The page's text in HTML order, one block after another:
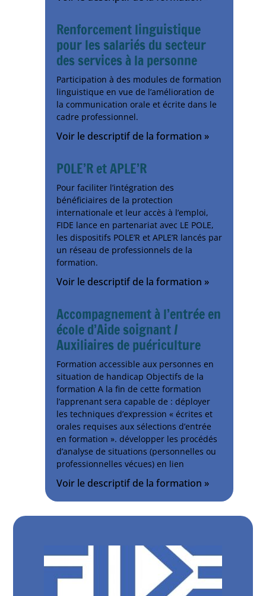
Renforcement linguistique
pour les salariés du secteur
des services à la personne
Participation à des modules de formation
linguistique en vue de l’amélioration de
la communication orale et écrite dans le
cadre professionnel.
Voir le descriptif de la formation »
POLE’R et APLE’R
Pour faciliter l’intégration des
bénéficiaires de la protection
internationale et leur accès à l’emploi,
FIDE lance en partenariat avec LE POLE,
les dispositifs POLE’R et APLE’R lancés par
un réseau de professionnels de la
formation.
Voir le descriptif de la formation »
Accompagnement à l’entrée en
école d’Aide soignant /
Auxiliaires de puériculture
Formation accessible aux personnes en
situation de handicap Objectifs de la
formation A la fin de cette formation
l’apprenant sera capable de : déployer
les techniques d’expression « écrites et
orales requises aux sélections d’entrée
en formation ». développer les procédés
d’analyse de situations (personnelles ou
professionnelles vécues) en lien
Voir le descriptif de la formation »